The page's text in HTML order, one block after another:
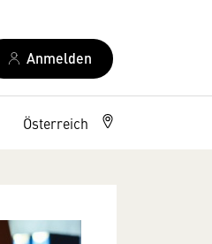
Anmelden
Österreich